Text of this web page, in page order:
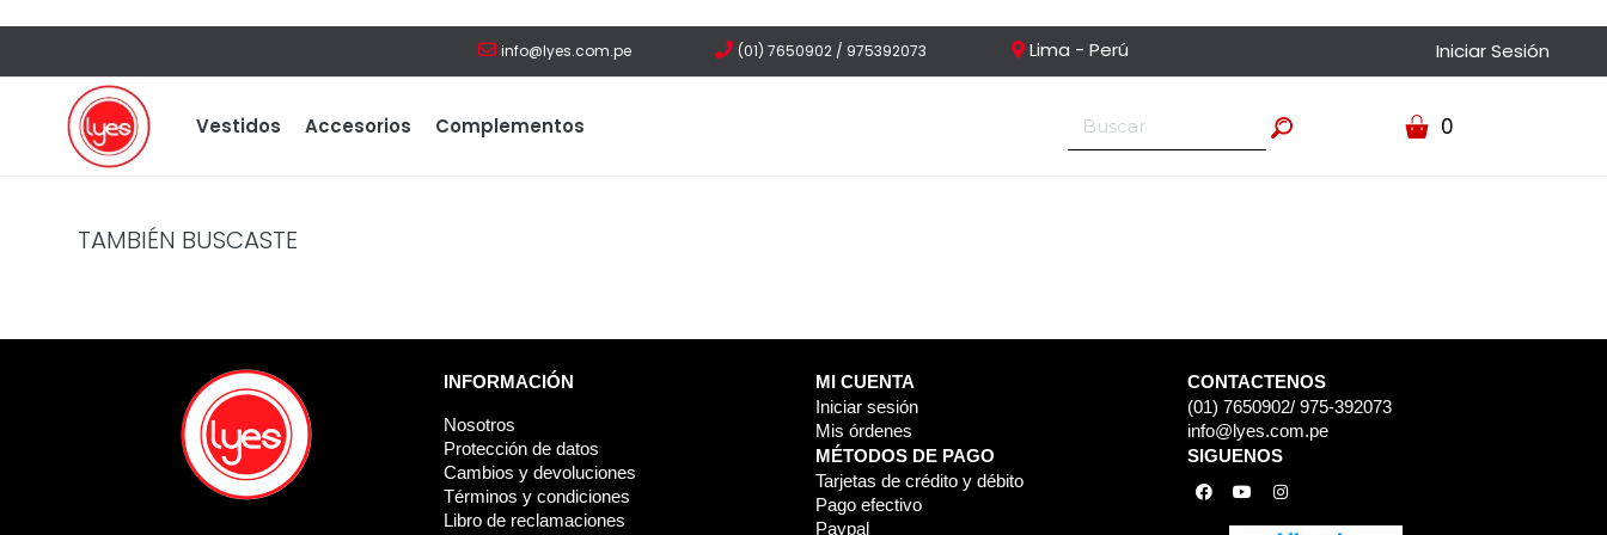
info@lyes.com.pe (01) 7650902 / 975392073 Lima - Perú Iniciar Sesión
Vestidos Accesorios Complementos 0
TAMBIÉN BUSCASTE
INFORMACIÓN
Nosotros
Protección de datos
Cambios y devoluciones
Términos y condiciones
Libro de reclamaciones
MI CUENTA
Iniciar sesión
Mis órdenes
MÉTODOS DE PAGO
Tarjetas de crédito y débito
Pago efectivo
Paypal
CONTACTENOS
(01) 7650902/ 975-392073
info@lyes.com.pe
SIGUENOS